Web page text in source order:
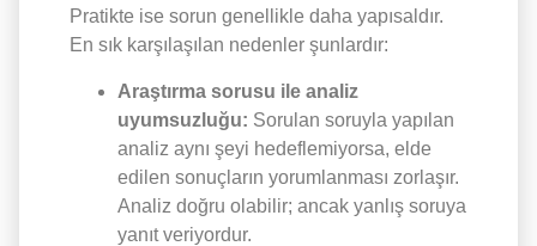
Pratikte ise sorun genellikle daha yapısaldır.
En sık karşılaşılan nedenler şunlardır:
Araştırma sorusu ile analiz
uyumsuzluğu: Sorulan soruyla yapılan
analiz aynı şeyi hedeflemiyorsa, elde
edilen sonuçların yorumlanması zorlaşır.
Analiz doğru olabilir; ancak yanlış soruya
yanıt veriyordur.